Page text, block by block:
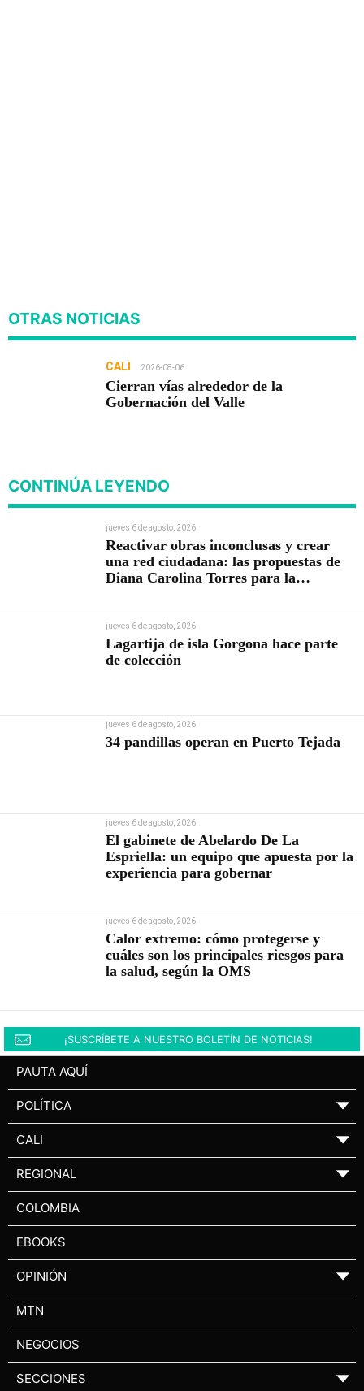
OTRAS NOTICIAS
CALI 2026-08-06
Cierran vías alrededor de la
Gobernación del Valle
CONTINÚA LEYENDO
jueves 6 de agosto, 2026
Reactivar obras inconclusas y crear
una red ciudadana: las propuestas de
Diana Carolina Torres para la
jueves 6 de agosto, 2026
Lagartija de isla Gorgona hace parte
de colección
jueves 6 de agosto, 2026
34 pandillas operan en Puerto Tejada
jueves 6 de agosto, 2026
El gabinete de Abelardo De La
Espriella: un equipo que apuesta por la
experiencia para gobernar
jueves 6 de agosto, 2026
Calor extremo: cómo protegerse y
cuáles son los principales riesgos para
la salud, según la OMS
¡SUSCRÍBETE A NUESTRO BOLETÍN DE NOTICIAS!
PAUTA AQUÍ
POLÍTICA ▼
CALI ▼
REGIONAL ▼
COLOMBIA
EBOOKS
OPINIÓN ▼
MTN
NEGOCIOS
SECCIONES ▼